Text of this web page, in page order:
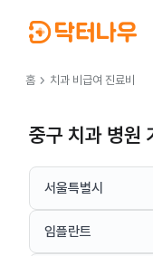
홈 chevron_right 치과 비급여 진료비
중구 치과 병
서울특별시
임플란트